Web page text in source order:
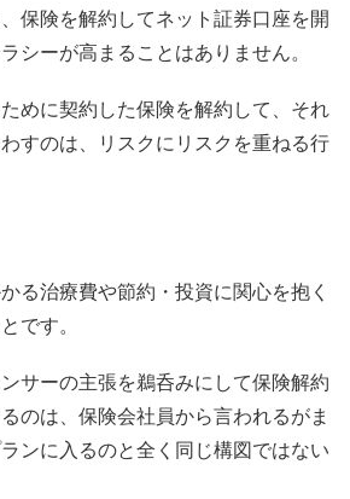
保険を解約してネット証券口座を開
シーが高まることはありません。
めに契約した保険を解約して、それ
すのは、リスクにリスクを重ねる行
る治療費や節約・投資に関心を抱く
です。
サーの主張を鵜呑みにして保険解約
のは、保険会社員から言われるがま
ンに入るのと全く同じ構図ではない